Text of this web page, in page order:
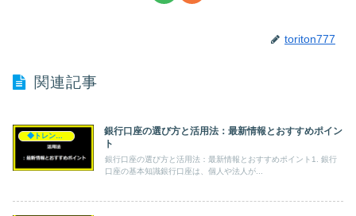
toriton777
関連記事
銀行口座の選び方と活用法：最新情報とおすすめポイン
ト
銀行口座の選び方と活用法：最新情報とおすすめポイント1. 銀行
口座の基本知識銀行口座は、個人や法人が...